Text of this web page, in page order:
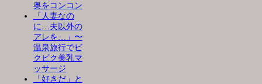
奥をコンコン
「人妻なの
に…夫以外の
アレを…」〜
温泉旅行でビ
クビク美乳マ
ッサージ
「好きだ」と